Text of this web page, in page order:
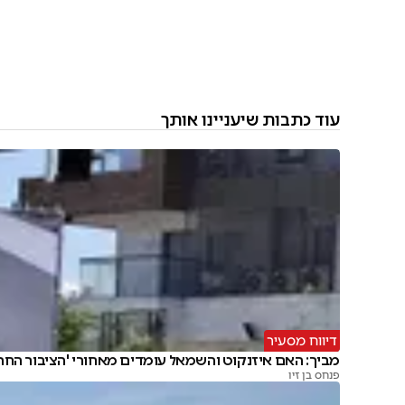
עוד כתבות שיעניינו אותך
דיווח מסעיר
מביך: האם איזנקוט והשמאל עומדים מאחורי 'הציבור
פנחס בן זיו